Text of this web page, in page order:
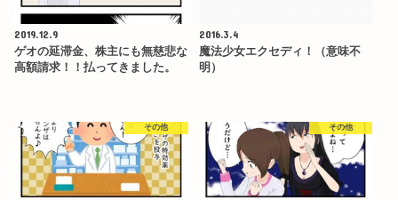
2019.12.9
ゲオの延滞金、株主にも無慈悲な
高額請求！！払ってきました。
2016.3.4
魔法少女エクセディ！（意味不
明）
その他 その他